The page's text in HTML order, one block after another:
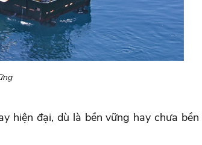
hiện đại, dù là bền vững hay chưa